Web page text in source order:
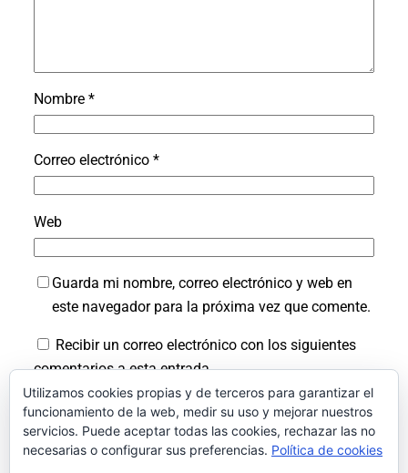
Nombre *
Correo electrónico *
Web
Guarda mi nombre, correo electrónico y web en
este navegador para la próxima vez que comente.
Recibir un correo electrónico con los siguientes
comentarios a esta entrada.
Recibir un correo electrónico con cada nueva
entrada.
Utilizamos cookies propias y de terceros para garantizar el
funcionamiento de la web, medir su uso y mejorar nuestros
servicios. Puede aceptar todas las cookies, rechazar las no
necesarias o configurar sus preferencias. Política de cookies